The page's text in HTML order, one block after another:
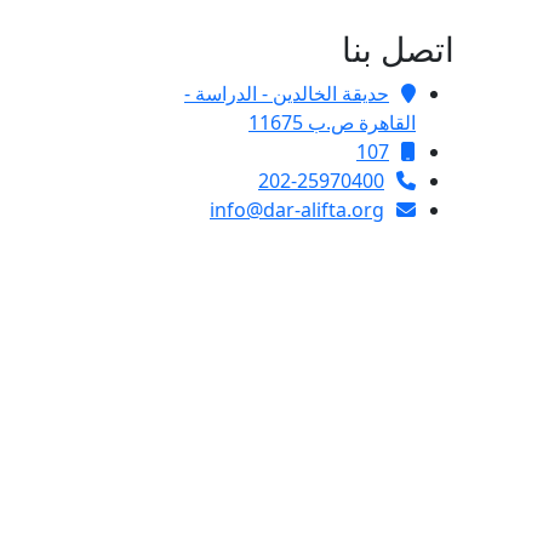
اتصل بنا
حديقة الخالدين - الدراسة -
القاهرة ص.ب 11675
107
202-25970400
info@dar-alifta.org